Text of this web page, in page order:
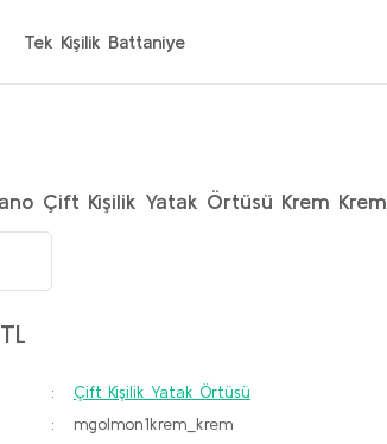
Tek Kişilik Battaniye
Çift Kişilik Yatak Örtüsü Krem Krem
Çift Kişilik Yatak Örtüsü
mgolmon1krem_krem